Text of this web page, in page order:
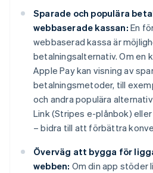
Sparade och populära
webbaserade kassan: En
webbaserad kassa är
betalningsalternativ. Om en
Apple Pay kan visning av
betalningsmetoder, till
och andra populära
Link (Stripes e-plånbok)
– bidra till att förbättra
Överväg att bygga för
webben: Om din app stöder